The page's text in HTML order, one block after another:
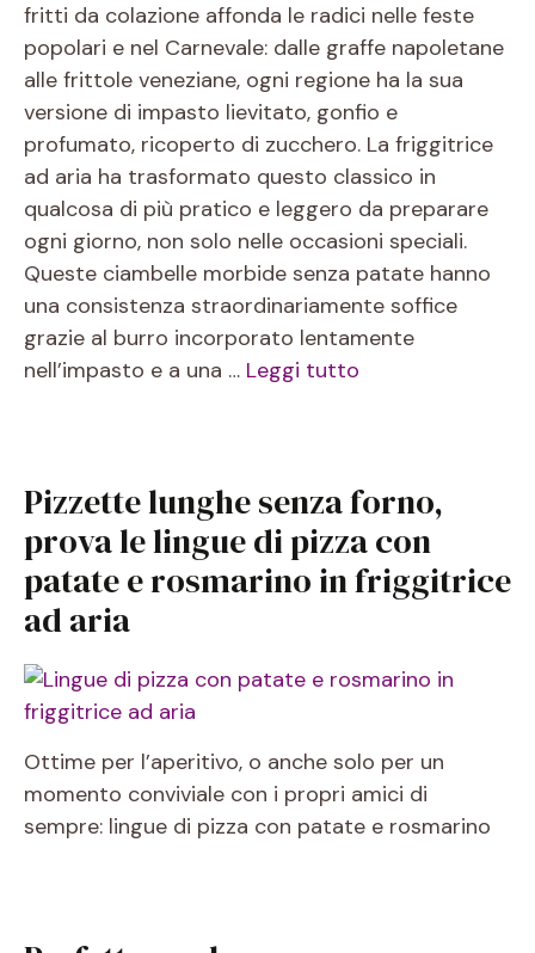
fritti da colazione affonda le radici nelle feste
popolari e nel Carnevale: dalle graffe napoletane
alle frittole veneziane, ogni regione ha la sua
versione di impasto lievitato, gonfio e
profumato, ricoperto di zucchero. La friggitrice
ad aria ha trasformato questo classico in
qualcosa di più pratico e leggero da preparare
ogni giorno, non solo nelle occasioni speciali.
Queste ciambelle morbide senza patate hanno
una consistenza straordinariamente soffice
grazie al burro incorporato lentamente
nell’impasto e a una … Leggi tutto
Pizzette lunghe senza forno,
prova le lingue di pizza con
patate e rosmarino in friggitrice
ad aria
Ottime per l’aperitivo, o anche solo per un
momento conviviale con i propri amici di
sempre: lingue di pizza con patate e rosmarino